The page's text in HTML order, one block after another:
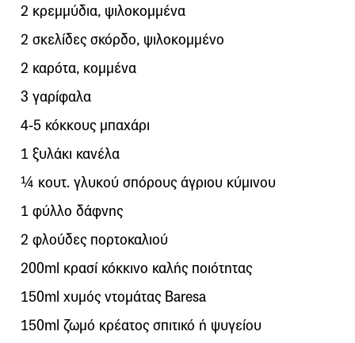
2 κρεμμύδια, ψιλοκομμένα
2 σκελίδες σκόρδο, ψιλοκομμένο
2 καρότα, κομμένα
3 γαρίφαλα
4-5 κόκκους μπαχάρι
1 ξυλάκι κανέλα
¼ κουτ. γλυκού σπόρους άγριου κύμινου
1 φύλλο δάφνης
2 φλούδες πορτοκαλιού
200ml κρασί κόκκινο καλής ποιότητας
150ml χυμός ντομάτας Baresa
150ml ζωμό κρέατος σπιτικό ή ψυγείου